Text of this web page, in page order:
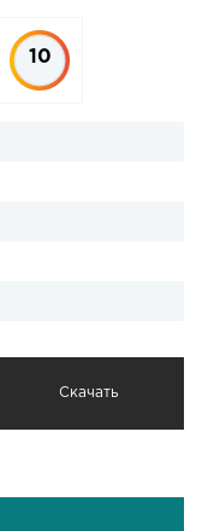
10
Скачать